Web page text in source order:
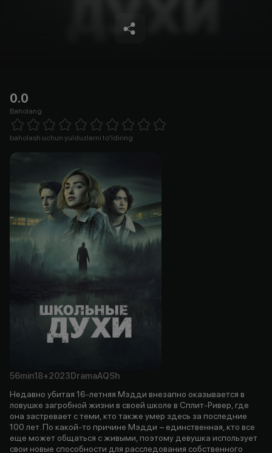
0.0
Baholang
1 Star 2 Stars 3 Stars 4 Stars5 Stars 6 Stars7 Stars8 Stars
baholash uchun yulduzlarni to'ldiring
56min18+2023 DramaAQSh
Недавно убитая 16-летняя Мэдди внезапно оказывается в
ловушке загробной жизни в своей школе в Сплит-Ривер, где
она застревает с теми, кто также умер здесь за последние
100 лет. По какой-то причине Мэдди − единственная, кто все
еще может общаться с живыми, поэтому девушка использует
свои новые способности для расследования собственного